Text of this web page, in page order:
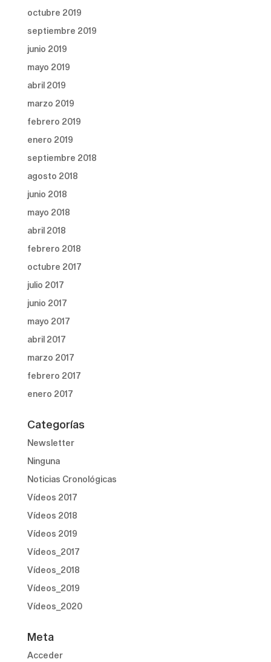
octubre 2019
septiembre 2019
junio 2019
mayo 2019
abril 2019
marzo 2019
febrero 2019
enero 2019
septiembre 2018
agosto 2018
junio 2018
mayo 2018
abril 2018
febrero 2018
octubre 2017
julio 2017
junio 2017
mayo 2017
abril 2017
marzo 2017
febrero 2017
enero 2017
Categorías
Newsletter
Ninguna
Noticias Cronológicas
Vídeos 2017
Vídeos 2018
Vídeos 2019
Vídeos_2017
Vídeos_2018
Vídeos_2019
Vídeos_2020
Meta
Acceder